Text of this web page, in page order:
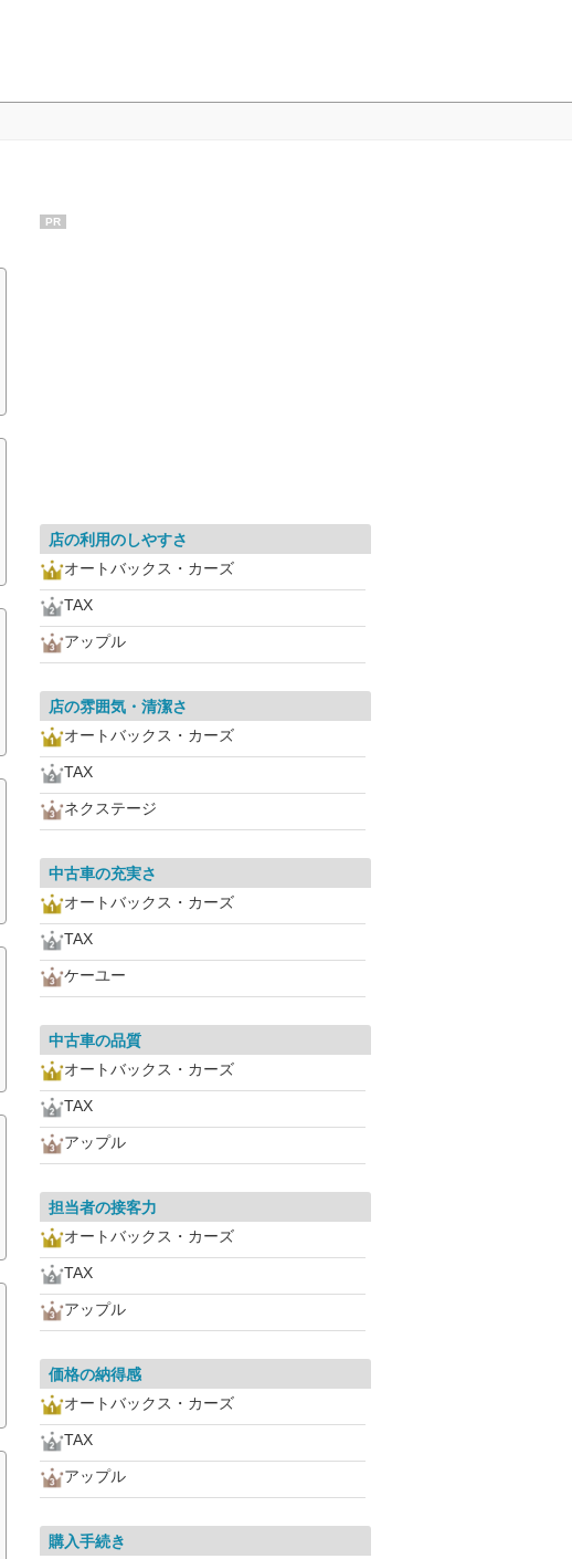
PR
店の利用のしやすさ
オートバックス・カーズ
TAX
アップル
店の雰囲気・清潔さ
オートバックス・カーズ
TAX
ネクステージ
中古車の充実さ
オートバックス・カーズ
TAX
ケーユー
中古車の品質
オートバックス・カーズ
TAX
アップル
担当者の接客力
オートバックス・カーズ
TAX
アップル
価格の納得感
オートバックス・カーズ
TAX
アップル
購入手続き